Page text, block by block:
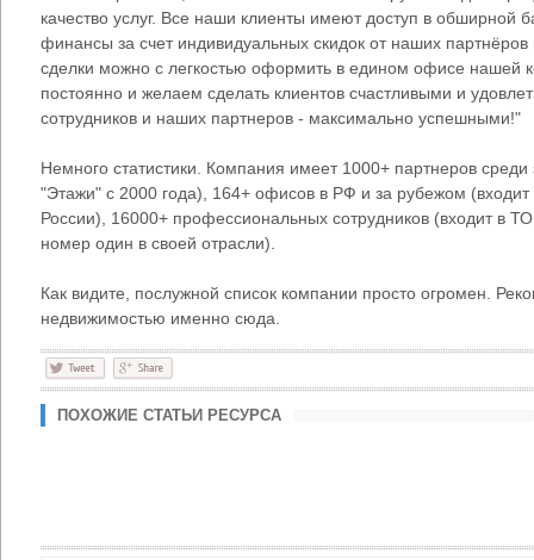
качество услуг. Все наши клиенты имеют доступ в обширной
финансы за счет индивидуальных скидок от наших
сделки можно с легкостью оформить в едином офисе нашей
постоянно и желаем сделать клиентов счастливыми и
сотрудников и наших партнеров - максимально успешными!"
Немного статистики. Компания имеет 1000+ партнеров
"Этажи" с 2000 года), 164+ офисов в РФ и за рубежом
России), 16000+ профессиональных сотрудников (входит в
номер один в своей отрасли).
Как видите, послужной список компании просто огромен.
недвижимостью именно сюда.
ПОХОЖИЕ СТАТЬИ РЕСУРСА